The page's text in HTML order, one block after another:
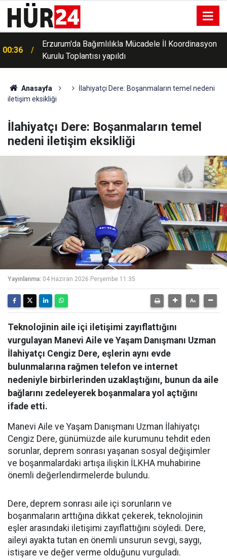
00:26
Macaristan, aşırı sıcakların azalmasıyla birlikte acil
enerji tasarrufu önlemlerini kaldırdı
Anasayfa
İlahiyatçı Dere: Boşanmaların temel nedeni
iletişim eksikliği
İlahiyatçı Dere: Boşanmaların temel
nedeni iletişim eksikliği
Yayınlanma: 04 Haziran 2026 Perşembe 11:35
Teknolojinin aile içi iletişimi zayıflattığını
vurgulayan Manevi Aile ve Yaşam Danışmanı Uzman
İlahiyatçı Cengiz Dere, eşlerin aynı evde
bulunmalarına rağmen telefon ve internet
nedeniyle birbirlerinden uzaklaştığını, bunun da aile
bağlarını zedeleyerek boşanmalara yol açtığını
ifade etti.
Manevi Aile ve Yaşam Danışmanı Uzman İlahiyatçı
Cengiz Dere, günümüzde aile kurumunu tehdit eden
sorunlar, deprem sonrası yaşanan sosyal değişimler
ve boşanmalardaki artışa ilişkin İLKHA muhabirine
önemli değerlendirmelerde bulundu.
Dere, deprem sonrası aile içi sorunların ve
boşanmaların arttığına dikkat çekerek, teknolojinin
eşler arasındaki iletişimi zayıflattığını söyledi. Dere,
aileyi ayakta tutan en önemli unsurun sevgi, saygı,
istişare ve değer verme olduğunu vurguladı.